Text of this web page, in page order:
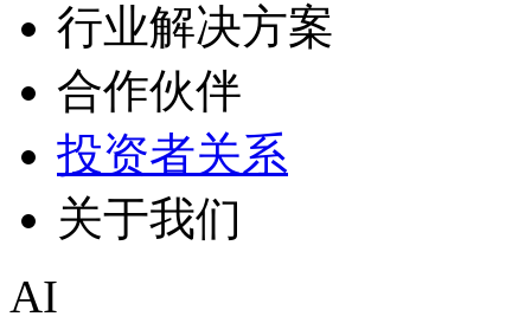
行业解决方案
合作伙伴
投资者关系
关于我们
AI